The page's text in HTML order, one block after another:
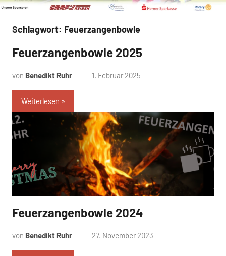
Schlagwort: Feuerzangenbowle
Feuerzangenbowle 2025
von Benedikt Ruhr 1. Februar 2025
Weiterlesen
Feuerzangenbowle 2024
von Benedikt Ruhr 27. November 2023